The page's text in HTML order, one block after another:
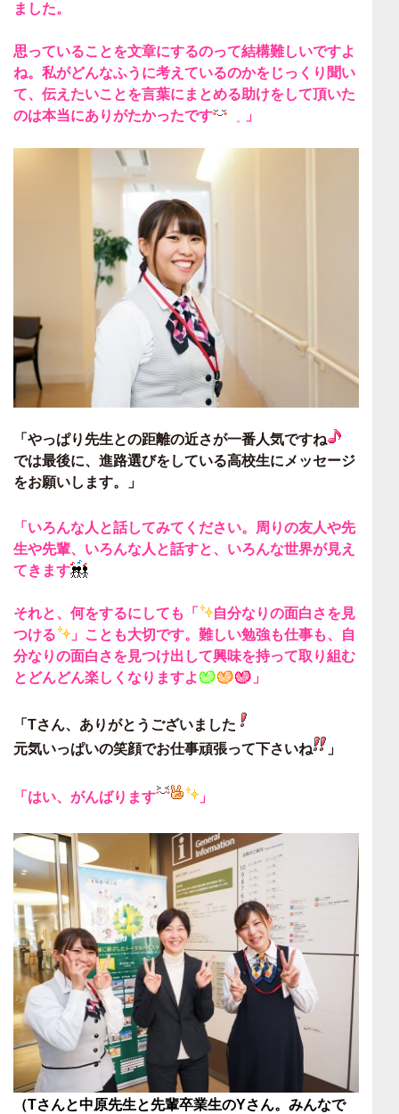
ました。
思っていることを文章にするのって結構難しいですよ
ね。私がどんなふうに考えているのかをじっくり聞い
て、伝えたいことを言葉にまとめる助けをして頂いた
のは本当にありがたかったです
」
「やっぱり先生との距離の近さが一番人気ですね
では最後に、 進路選びをしている高校生にメッセージ
をお願いします。」
「 いろんな人と話してみてください。周りの友人や先
生や先輩、 いろんな人と話すと、いろんな世界が見え
てきます
それと、 何をするにしても「
自分なりの面白さを見
つける
」ことも大切です。難しい勉強も仕事も、自
分なりの面白さを見つけ出して興味を持って取り組む
とどんどん楽しくなりますよ
」
「Tさん、ありがとうございました
元気いっぱいの笑顔でお仕事頑張って下さいね
」
「 はい、がんばります 」
（Tさんと中原先生と先輩卒業生のYさん。みんなで